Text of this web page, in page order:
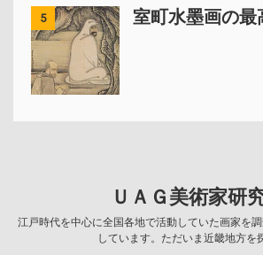
5 室町水墨画の最
ＵＡＧ美術家研
江戸時代を中心に全国各地で活動していた画家を
しています。ただいま近畿地方を